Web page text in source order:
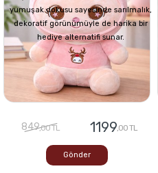
yumuşak dokusu sayesinde sarılmalık,
dekoratif görünümüyle de harika bir
hediye alternatifi sunar.
849,00 TL 1199,00 TL
Gönder